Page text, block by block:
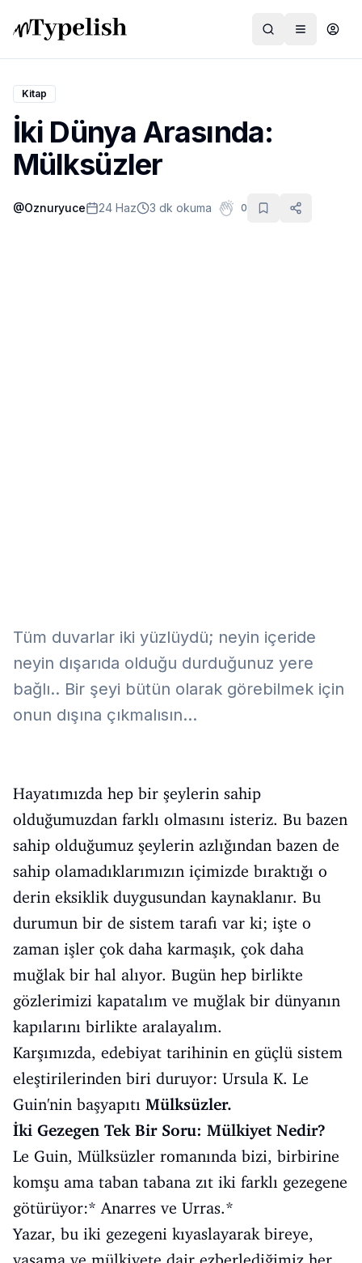
Dünya
Film ve Dizi
Kültür ve Sanat
Kitap
İki Dünya Arasında:
Mülksüzler
@Oznuryuce 24 Haz 3 dk okuma 0
Tüm duvarlar iki yüzlüydü; neyin içeride
neyin dışarıda olduğu durduğunuz yere
bağlı.. Bir şeyi bütün olarak görebilmek için
onun dışına çıkmalısın...
Hayatımızda hep bir şeylerin sahip
olduğumuzdan farklı olmasını isteriz. Bu bazen
sahip olduğumuz şeylerin azlığından bazen de
sahip olamadıklarımızın içimizde bıraktığı o
derin eksiklik duygusundan kaynaklanır. Bu
durumun bir de sistem tarafı var ki; işte o
zaman işler çok daha karmaşık, çok daha
muğlak bir hal alıyor. Bugün hep birlikte
gözlerimizi kapatalım ve muğlak bir dünyanın
kapılarını birlikte aralayalım.
Karşımızda, edebiyat tarihinin en güçlü sistem
eleştirilerinden biri duruyor: Ursula K. Le
Guin'nin başyapıtı Mülksüzler.
İki Gezegen Tek Bir Soru: Mülkiyet Nedir?
Le Guin, Mülksüzler romanında bizi, birbirine
komşu ama taban tabana zıt iki farklı gezegene
götürüyor:* Anarres ve Urras.*
Yazar, bu iki gezegeni kıyaslayarak bireye,